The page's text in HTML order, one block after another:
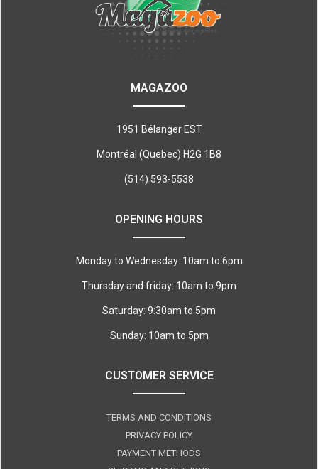
MAGAZOO
1951 Bélanger EST
Montréal (Quebec) H2G 1B8
(514) 593-5538
OPENING HOURS
Monday to Wednesday: 10am to 6pm
Thursday and friday: 10am to 9pm
Saturday: 9:30am to 5pm
Sunday: 10am to 5pm
CUSTOMER SERVICE
TERMS AND CONDITIONS
PRIVACY POLICY
PAYMENT METHODS